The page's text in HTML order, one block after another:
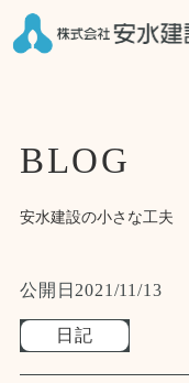
BLOG
安水建設の小さな工夫
公開日 2021/11/13
日記